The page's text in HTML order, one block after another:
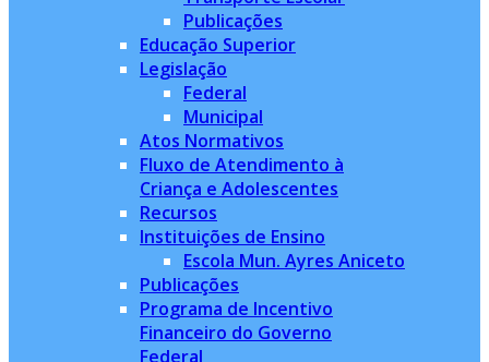
Publicações
Educação Superior
Legislação
Federal
Municipal
Atos Normativos
Fluxo de Atendimento à
Criança e Adolescentes
Recursos
Instituições de Ensino
Escola Mun. Ayres Aniceto
Publicações
Programa de Incentivo
Financeiro do Governo
Federal